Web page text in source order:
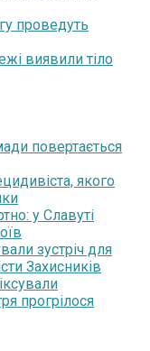
проведуть
виявили тіло
повертається
якого
у Славуті
зустріч для
Захисників
прогрілося